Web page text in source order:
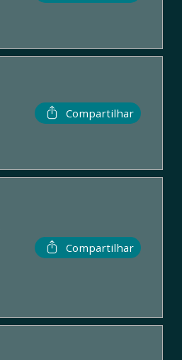
Compartilhar
Compartilhar